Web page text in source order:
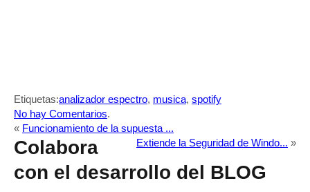
Etiquetas:analizador espectro, musica, spotify
No hay Comentarios.
« Funcionamiento de la supuesta ...
Extiende la Seguridad de Windo... »
Colabora
con el desarrollo del BLOG